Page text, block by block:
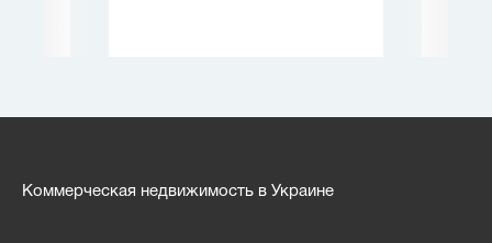
Коммерческая недвижимость в Украине